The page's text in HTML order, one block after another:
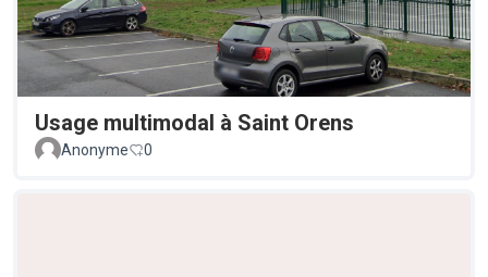
Usage multimodal à Saint Orens
Anonyme 0